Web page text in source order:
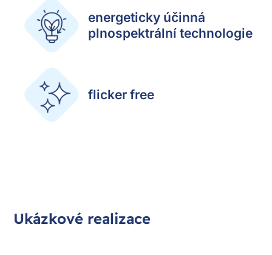
energeticky účinná
plnospektrální technologie
flicker free
Ukázkové realizace